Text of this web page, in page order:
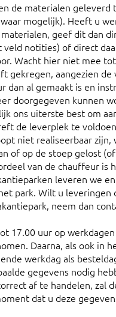
de materialen geleverd
mogelijk). Heeft u
geef dit dan
veld notities) of direct
Wacht hier niet mee
gekregen, aangezien de
dan al gemaakt is en
doorgegeven kunnen
ons uiterste best om
de leverplek te
niet realiseerbaar zijn,
of op de stoep gelost
van de chauffeur is
leveren we
park. Wilt u leveringen
neem dan
17.00 uur op
Daarna, als ook in
werkdag als
gegevens nodig
af te handelen, zal
dat u deze